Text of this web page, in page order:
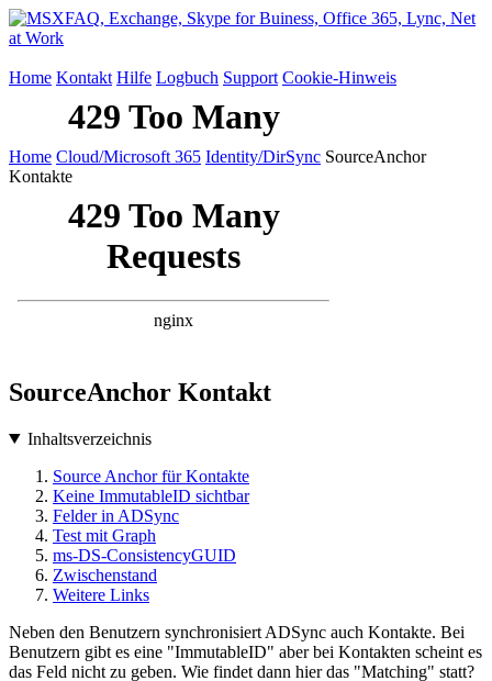
Home Kontakt Hilfe Logbuch Support Cookie-Hinweis
Home Cloud/Microsoft 365 Identity/DirSync SourceAnchor
Kontakte
SourceAnchor Kontakt
Inhaltsverzeichnis
Source Anchor für Kontakte
Keine ImmutableID sichtbar
Felder in ADSync
Test mit Graph
ms-DS-ConsistencyGUID
Zwischenstand
Weitere Links
Neben den Benutzern synchronisiert ADSync auch Kontakte. Bei
Benutzern gibt es eine "ImmutableID" aber bei Kontakten scheint es
das Feld nicht zu geben. Wie findet dann hier das "Matching" statt?